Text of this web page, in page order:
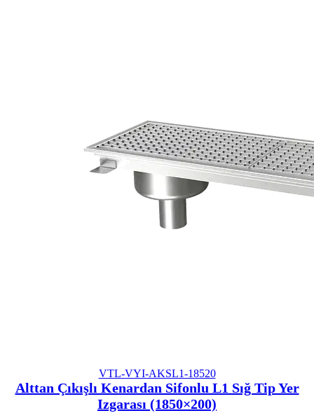
VTL-VYI-AKSL1-18520
Alttan Çıkışlı Kenardan Sifonlu L1 Sığ Tip Yer
Izgarası (1850×200)